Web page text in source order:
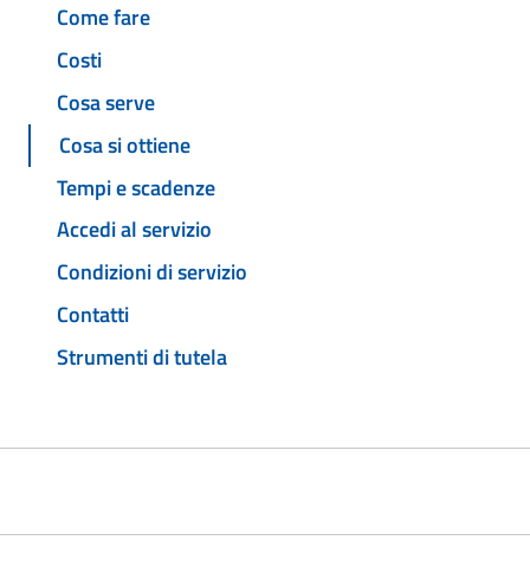
Come fare
Costi
Cosa serve
Cosa si ottiene
Tempi e scadenze
Accedi al servizio
Condizioni di servizio
Contatti
Strumenti di tutela